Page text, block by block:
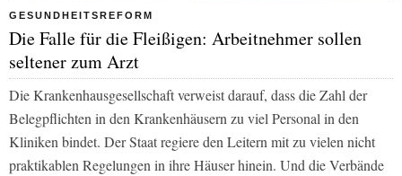
GESUNDHEITSREFORM
Die Falle für die Fleißigen: Arbeitnehmer sollen
seltener zum Arzt
Die Krankenhausgesellschaft verweist darauf, dass die Zahl der
Belegpflichten in den Krankenhäusern zu viel Personal in den
Kliniken bindet. Der Staat regiere den Leitern mit zu vielen nicht
praktikablen Regelungen in ihre Häuser hinein. Und die Verbände